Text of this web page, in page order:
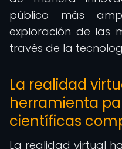
público más
exploración de las
través de la
La realidad
herramienta
científicas
La realidad virtual